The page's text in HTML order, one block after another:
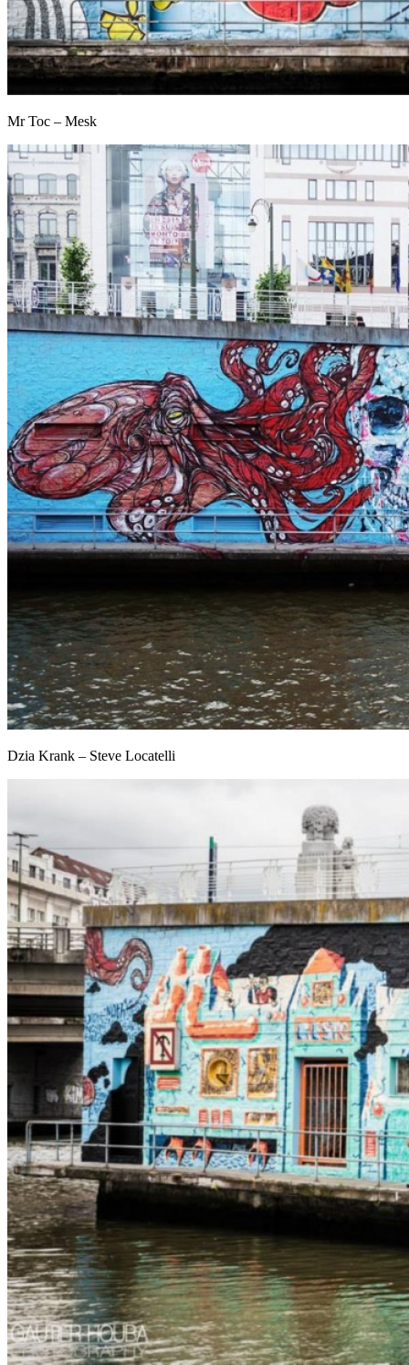
Mr Toc – Mesk
Dzia Krank – Steve Locatelli